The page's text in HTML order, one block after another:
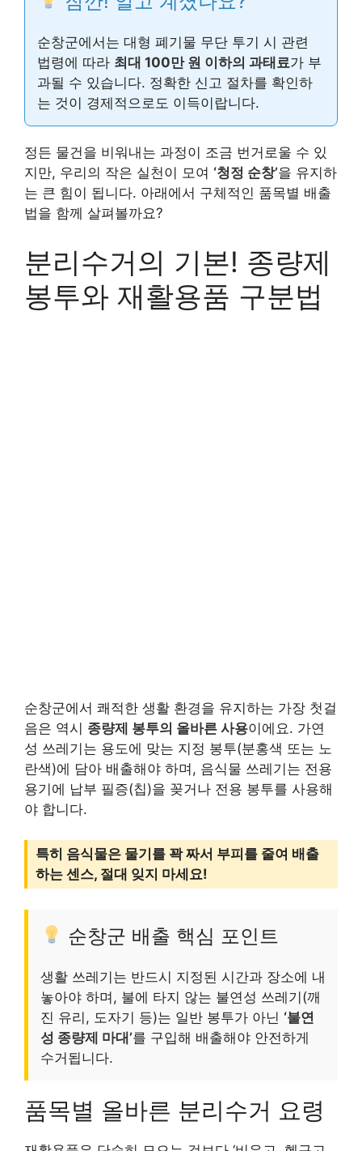
순창군에서는 대형 폐기물 무단 투기 시 관련
법령에 따라 최대 100만 원 이하의 과태료가 부
과될 수 있습니다. 정확한 신고 절차를 확인하
는 것이 경제적으로도 이득이랍니다.
정든 물건을 비워내는 과정이 조금 번거로울 수 있
지만, 우리의 작은 실천이 모여 ‘청정 순창’을 유지하
는 큰 힘이 됩니다. 아래에서 구체적인 품목별 배출
법을 함께 살펴볼까요?
분리수거의 기본! 종량제
봉투와 재활용품 구분법
순창군에서 쾌적한 생활 환경을 유지하는 가장 첫걸
음은 역시 종량제 봉투의 올바른 사용이에요. 가연
성 쓰레기는 용도에 맞는 지정 봉투(분홍색 또는 노
란색)에 담아 배출해야 하며, 음식물 쓰레기는 전용
용기에 납부 필증(칩)을 꽂거나 전용 봉투를 사용해
야 합니다.
특히 음식물은 물기를 꽉 짜서 부피를 줄여 배출
하는 센스, 절대 잊지 마세요!
순창군 배출 핵심 포인트
생활 쓰레기는 반드시 지정된 시간과 장소에 내
놓아야 하며, 불에 타지 않는 불연성 쓰레기(깨
진 유리, 도자기 등)는 일반 봉투가 아닌 ‘불연
성 종량제 마대’를 구입해 배출해야 안전하게
수거됩니다.
품목별 올바른 분리수거 요령